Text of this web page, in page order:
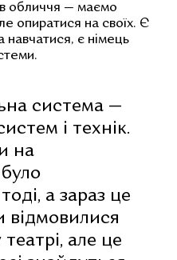
обличчя — маємо
опиратися на своїх. Є
є німець
система —
і технік.
на
а зараз це
відмовилися
театрі, але це